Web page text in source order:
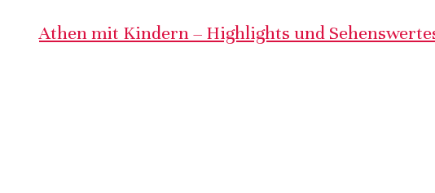
Athen mit Kindern – Highlights und